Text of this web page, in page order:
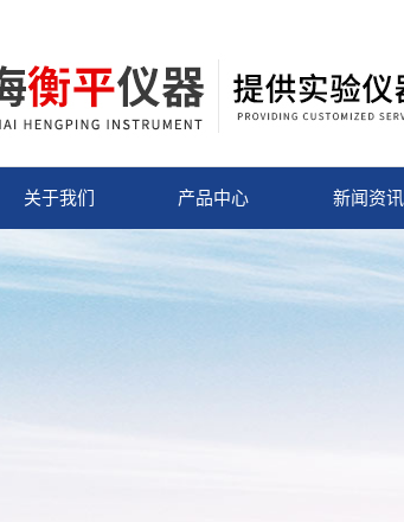
关于我们 产品中心 新闻资讯